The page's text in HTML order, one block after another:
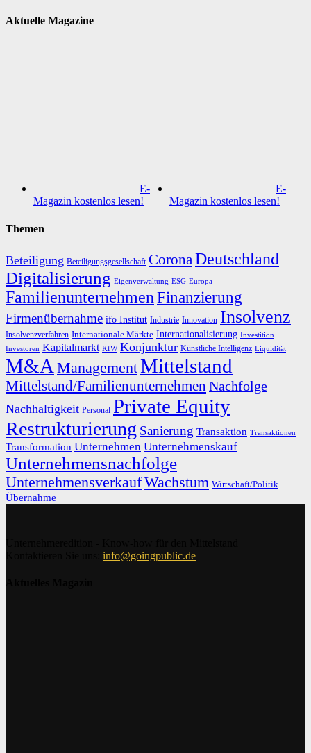
Aktuelle Magazine
E-
Magazin kostenlos lesen!
E-
Magazin kostenlos lesen!
Themen
Beteiligung Beteiligungsgesellschaft CoronaDeutschland
Digitalisierung Eigenverwaltung ESG Europa
Familienunternehmen Finanzierung
Firmenübernahme ifo Institut Industrie Innovation Insolvenz
Insolvenzverfahren Internationale Märkte Internationalisierung Investition
Investoren Kapitalmarkt KfW Konjunktur Künstliche Intelligenz Liquidität
M&A ManagementMittelstand
Mittelstand/Familienunternehmen Nachfolge
Nachhaltigkeit Personal Private Equity
Restrukturierung Sanierung Transaktion Transaktionen
Transformation Unternehmen Unternehmenskauf
Unternehmensnachfolge
UnternehmensverkaufWachstum Wirtschaft/Politik
Übernahme
info@goingpublic.de